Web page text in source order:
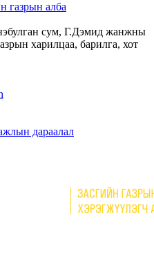
газрын алба
сум, Г.Дэмид жанжны
харилцаа, барилга, хот
дараалал